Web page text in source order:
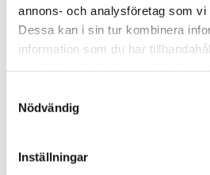
annons- och analysföretag som vi
Dessa kan i sin tur kombinera
information som du har
Nödvändig
Inställningar